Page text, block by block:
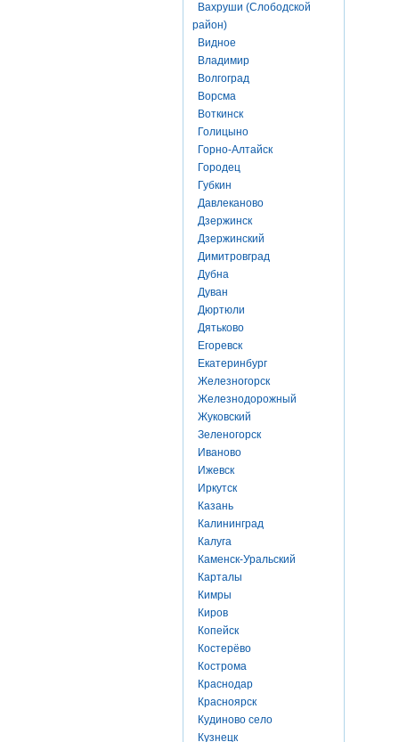
Вахруши (Слободской
район)
Видное
Владимир
Волгоград
Ворсма
Воткинск
Голицыно
Горно-Алтайск
Городец
Губкин
Давлеканово
Дзержинск
Дзержинский
Димитровград
Дубна
Дуван
Дюртюли
Дятьково
Егоревск
Екатеринбург
Железногорск
Железнодорожный
Жуковский
Зеленогорск
Иваново
Ижевск
Иркутск
Казань
Калининград
Калуга
Каменск-Уральский
Карталы
Кимры
Киров
Копейск
Костерёво
Кострома
Краснодар
Красноярск
Кудиново село
Кузнецк